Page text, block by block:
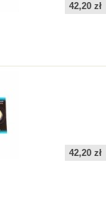
42,20 zł
42,20 zł